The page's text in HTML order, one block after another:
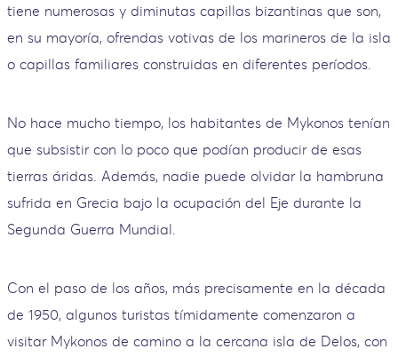
tiene numerosas y diminutas capillas bizantinas que son,
en su mayoría, ofrendas votivas de los marineros de la isla
o capillas familiares construidas en diferentes períodos.
No hace mucho tiempo, los habitantes de Mykonos tenían
que subsistir con lo poco que podían producir de esas
tierras áridas. Además, nadie puede olvidar la hambruna
sufrida en Grecia bajo la ocupación del Eje durante la
Segunda Guerra Mundial.
Con el paso de los años, más precisamente en la década
de 1950, algunos turistas tímidamente comenzaron a
visitar Mykonos de camino a la cercana isla de Delos, con